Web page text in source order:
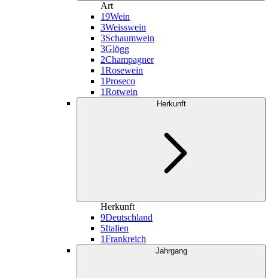
Art
19Wein
3Weisswein
3Schaumwein
3Glögg
2Champagner
1Rosewein
1Proseco
1Rotwein
Herkunft
Herkunft
9Deutschland
5Italien
1Frankreich
Jahrgang